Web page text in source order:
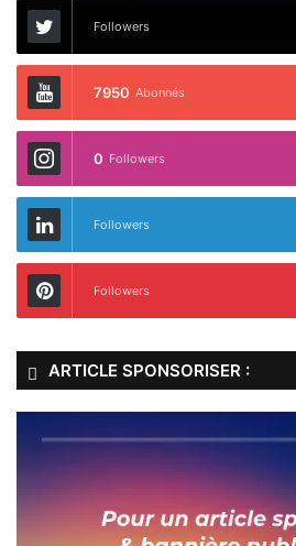
Followers
7950 Abonnés
0 Followers
Followers
Followers
ARTICLE SPONSORISER :